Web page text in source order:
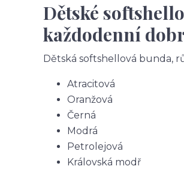
Dětské
každodenní
Dětská softshellová bunda,
Atracitová
Oranžová
Černá
Modrá
Petrolejová
Královská modř